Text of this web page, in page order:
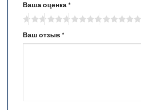
Ваша оценка*
Ваш отзыв *